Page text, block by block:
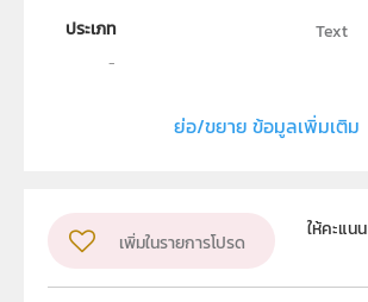
ประเภท
Text
วิชา
ชีววิทยา
ย่อ/ขยาย ข้อมูลเพิ่มเติม
เพิ่มในรายการโปรด
ให้คะแนน